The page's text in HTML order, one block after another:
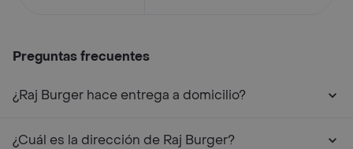
Preguntas frecuentes
¿Raj Burger hace entrega a domicilio?
¿Cuál es la dirección de Raj Burger?